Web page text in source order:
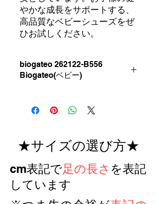
やかな成長をサポートする、
高品質なベビーシューズをぜ
ひお試しください。
biogateo 262122-B556
Biogateo(ベビー)
革
●底材 ラバー
されたしっかりとした靴底です
●サイズ展開 20~25
※通常のEUサイズの大きさではあり
★サイズの選び方★
​cm表記で足の長さ を表記
しています